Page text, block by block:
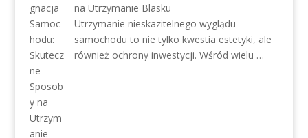
na Utrzymanie Blasku
Utrzymanie nieskazitelnego wyglądu
samochodu to nie tylko kwestia estetyki, ale
również ochrony inwestycji. Wśród wielu …